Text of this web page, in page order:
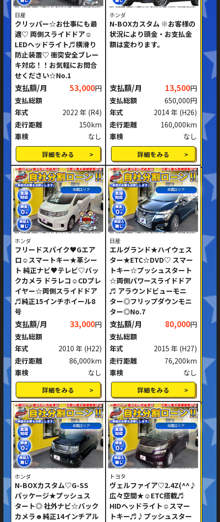
日産
クリッパー☆お仕事にも最
適♡ 両側スライドドア☺
LEDヘッドライト♬横滑り
防止装置♡ 衝突安全ブレー
キ対応！！お気軽にお問合
せください☆No.1
支払額/月 53,000円
支払総額
年式
2022 年 (R4)
走行距離
150km
車検
なし
詳細をみる
ホンダ
N-BOXカスタム ※お客様の
状況により頭金・お支払金
額は変わります。
支払額/月 13,500円
支払総額
650,000円
年式
2014 年 (H26)
走行距離
160,000km
車検
なし
詳細をみる
中国エリア
ホンダ
フリードスパイク♥Gエア
ロ☺スマートキー★革シー
ト 純正ナビ♥テレビ♡バッ
クカメラ ドラレコ☺CDプレ
イヤー☆両側スライドドア
♬純正15インチホイール8
号
支払額/月 33,000円
支払総額
年式
2010 年 (H22)
走行距離
86,000km
車検
なし
詳細をみる
中国エリア
日産
エルグランド★ハイウェス
ター★ETC☆DVD♡ スマー
トキー☆プッシュスタート
☆両側パワースライドドア
♬ アラウンドビューモニ
ター◎フリップダウンモニ
ター◎No.7
支払額/月 80,000円
支払総額
年式
2015 年 (H27)
走行距離
76,200km
車検
なし
詳細をみる
中国エリア
ホンダ
N-BOXカスタム♡G-SS
パッケージ★プッシュス
タート◎ 社外ナビ☆バック
カメラ☻純正14インチアル
中国エリア
トヨタ
ヴェルファイア♡2.4Z(^^♪
広々空間★☺ETC搭載♬
HIDヘッドライト☺スマー
トキー♬♪プッシュスター